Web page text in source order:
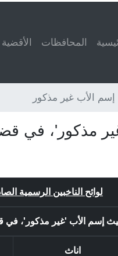
المحافظات الأقضية
إسم الأب غير مذكور
مذكور'، في
لوائح الناخبين الرسمية
'غير مذكور'، في قضاء بشري، ٠ موزعين على ٠ بلدة
اناث